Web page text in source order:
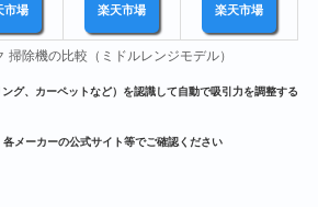
市場 楽天市場 楽天市場
掃除機の比較（ミドルレンジモデル）
グ、カーペットなど）を認識して自動で吸引力を調整する
メーカーの公式サイト等でご確認ください